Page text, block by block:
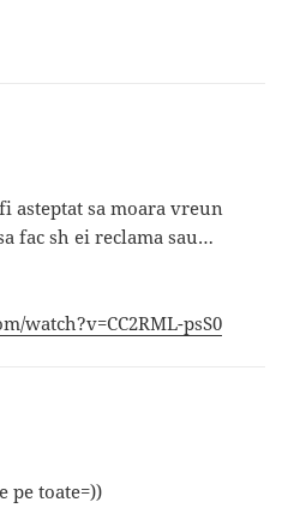
asteptat sa moara vreun
fac sh ei reclama sau…
watch?v=CC2RML-psS0
pe toate=))